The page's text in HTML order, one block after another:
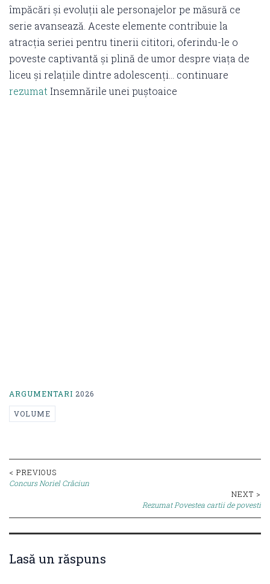
împăcări și evoluții ale personajelor pe măsură ce
serie avansează. Aceste elemente contribuie la
atracția seriei pentru tinerii cititori, oferindu-le o
poveste captivantă și plină de umor despre viața de
liceu și relațiile dintre adolescenți… continuare
rezumat Insemnările unei puștoaice
ARGUMENTARI 2026
VOLUME
Post
< PREVIOUS
Concurs Noriel Crăciun
NEXT >
Rezumat Povestea cartii de povesti
Lasă un răspuns